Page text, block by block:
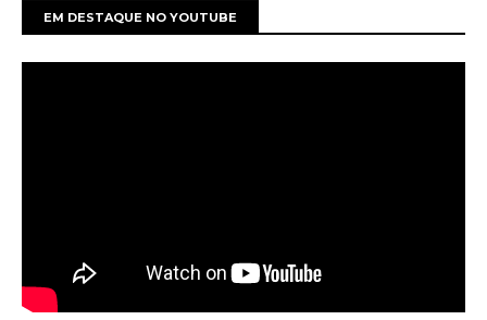
EM DESTAQUE NO YOUTUBE